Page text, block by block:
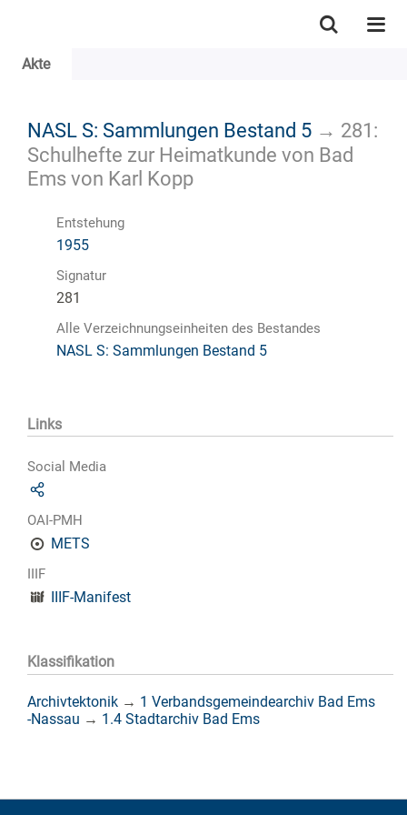
Akte
NASL S: Sammlungen Bestand 5 → 281:
Schulhefte zur Heimatkunde von Bad
Ems von Karl Kopp
Entstehung
1955
Signatur
281
Alle Verzeichnungseinheiten des Bestandes
NASL S: Sammlungen Bestand 5
Links
Social Media
OAI-PMH
METS
IIIF
IIIF-Manifest
Klassifikation
Archivtektonik → 1 Verbandsgemeindearchiv Bad Ems
-Nassau → 1.4 Stadtarchiv Bad Ems